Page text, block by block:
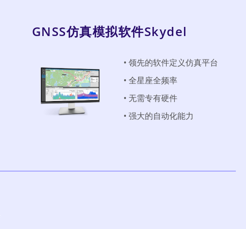
GNSS仿真模拟软件​Skydel
• 领先的软件定义仿真平台
• 全星座全频率
• 无需专有硬件
• 强大的自动化能力